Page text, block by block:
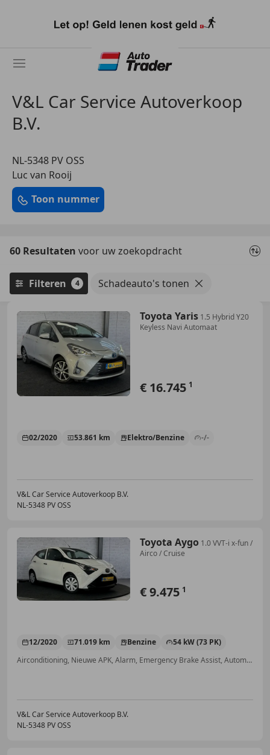
naar
V&L Car Service Autoverkoop
B.V.
NL-5348 PV OSS
Luc van Rooij
Toon nummer
60 Resultaten voor uw zoekopdracht
Filteren 4 Schadeauto's tonen
Toyota Yaris 1.5 Hybrid Y20
Keyless Navi Automaat
€ 16.745 1
02/2020 53.861 km Elektro/Benzine -/-
V&L Car Service Autoverkoop B.V.
NL-5348 PV OSS
Toyota Aygo 1.0 VVT-i x-fun /
Airco / Cruise
€ 9.475 1
12/2020 71.019 km Benzine
54 kW (73 PK)
Airconditioning, Nieuwe APK, Alarm, Emergency Brake Assist, Automatische klimaatregeling, Centrale deurvergrendeling met afstandsbediening, LED verlichting, Centrale vergrendeling
V&L Car Service Autoverkoop B.V.
NL-5348 PV OSS